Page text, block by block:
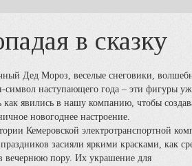
в сказку
Дед Мороз, веселые снеговики,
символ наступающего года – эти фигуры
как явились в нашу компанию, чтобы
новогоднее настроение.
Кемеровской электротранспортной
засияли яркими красками, как
вечернюю пору. Их украшение для